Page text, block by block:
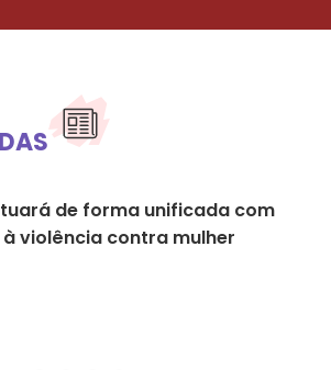
de forma unificada com
violência contra mulher